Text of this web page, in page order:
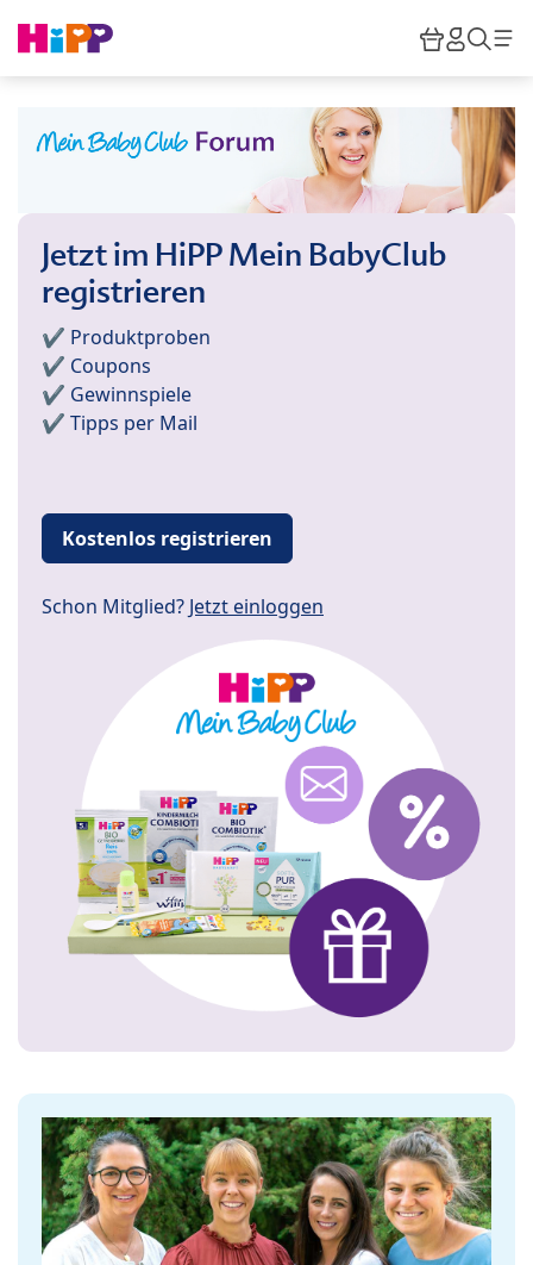
HiPP
Jetzt im HiPP Mein BabyClub
registrieren
✔️ Produktproben
✔️ Coupons
✔️ Gewinnspiele
✔️ Tipps per Mail
Kostenlos registrieren
Schon Mitglied? Jetzt einloggen